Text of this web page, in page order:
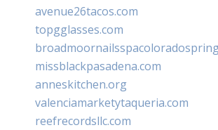
avenue26tacos.com
topgglasses.com
missblackpasadena.com
anneskitchen.org
valenciamarketytaqueria.com
reefrecordsllc.com